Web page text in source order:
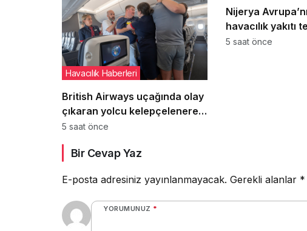
British Airways uçağında olay
çıkaran yolcu kelepçelenerek
uçaktan indirildi
Havacılık Haberleri
5 saat önce
Nijerya
havacılık yakıtı
oldu
5 saat önce
Bir Cevap Yaz
E-posta adresiniz yayınlanmayacak. Gerekli alanlar *
YORUMUNUZ *